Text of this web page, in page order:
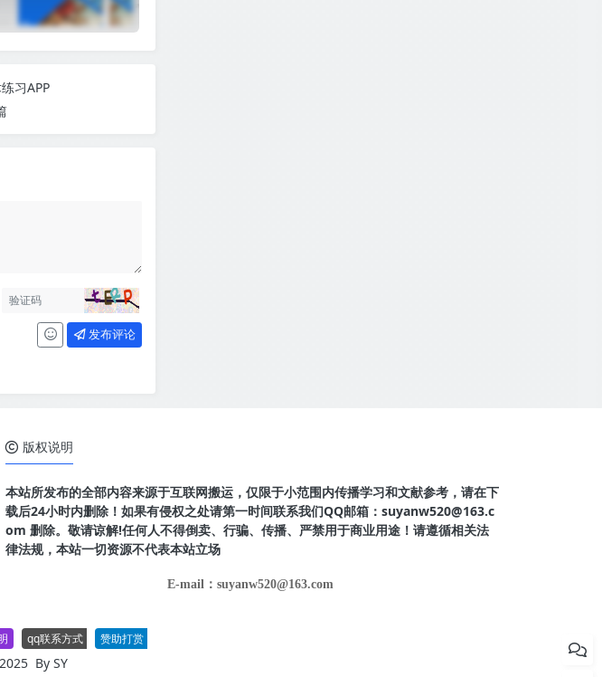
习APP
发布评论
版权说明
本站所发布的全部内容来源于互联网搬运，仅限于小范围内传播学习和文献参考，请在下
载后24小时内删除！如果有侵权之处请第一时间联系我们QQ邮箱：suyanw520@163.c
om 删除。敬请谅解!任何人不得倒卖、行骗、传播、严禁用于商业用途！请遵循相关法
律法规，本站一切资源不代表本站立场
E-mail：suyanw520@163.com
qq联系方式 赞助打赏
By SY